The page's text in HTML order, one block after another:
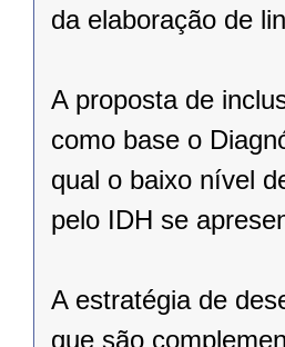
da elaboração de
A proposta de
como base o
qual o baixo nível
pelo IDH se
A estratégia de
que são